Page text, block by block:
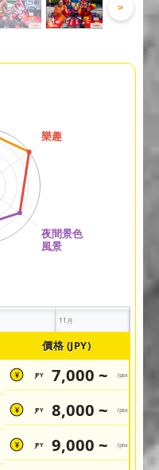
>
11月
價格 (JPY)
¥ JPY 7,000 ~ /pax
¥ JPY 8,000 ~ /pax
¥ JPY 9,000 ~ /pax